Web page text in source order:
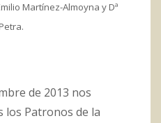
Martínez-Almoyna y Dª
de 2013 nos
los Patronos de la